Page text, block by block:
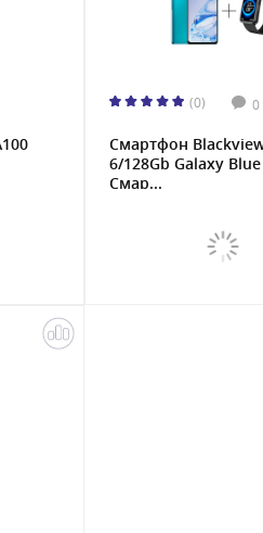
(0) 0
Смартфон
6/128Gb Galaxy
Смар...